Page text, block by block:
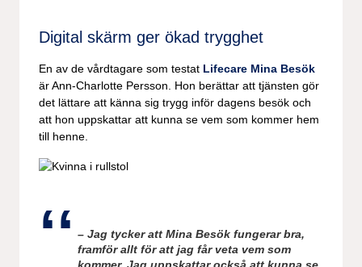
Digital skärm ger ökad trygghet
En av de vårdtagare som testat Lifecare Mina Besök
är Ann-Charlotte Persson. Hon berättar att tjänsten gör
det lättare att känna sig trygg inför dagens besök och
att hon uppskattar att kunna se vem som kommer hem
till henne.
– Jag tycker att Mina Besök fungerar bra,
framför allt för att jag får veta vem som